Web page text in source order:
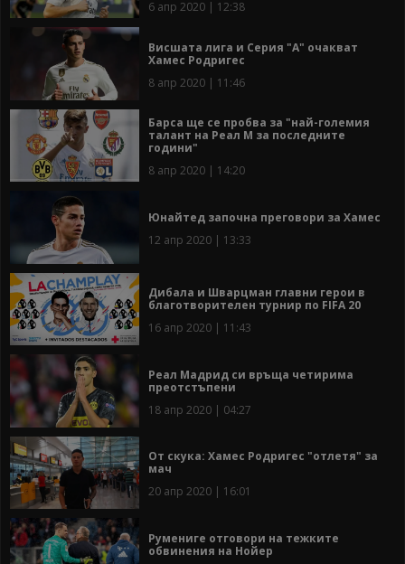
6 апр 2020 | 12:38
Висшата лига и Серия "А" очакват
Хамес Родригес
8 апр 2020 | 11:46
Барса ще се пробва за "най-големия
талант на Реал М за последните
години"
8 апр 2020 | 14:20
Юнайтед започна преговори за Хамес
12 апр 2020 | 13:33
Дибала и Шварцман главни герои в
благотворителен турнир по FIFA 20
16 апр 2020 | 11:43
Реал Мадрид си връща четирима
преотстъпени
18 апр 2020 | 04:27
От скука: Хамес Родригес "отлетя" за
мач
20 апр 2020 | 16:01
Румениге отговори на тежките
обвинения на Нойер